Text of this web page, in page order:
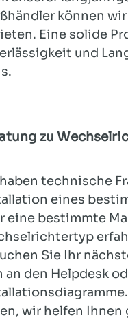
können
Eine solide
und
zu
technische
eines
eine bestimmte
Sie Ihr
an den Helpdesk
wir helfen Ihnen